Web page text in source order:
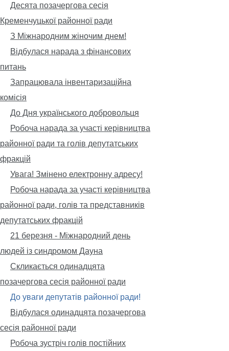
Десята позачергова сесія
Кременчуцької районної ради
З Міжнародним жіночим днем!
Відбулася нарада з фінансових
питань
Запрацювала інвентаризаційна
комісія
До Дня українського добровольця
Робоча нарада за участі керівництва
районної ради та голів депутатських
фракцій
Увага! Змінено електронну адресу!
Робоча нарада за участі керівництва
районної ради, голів та представників
депутатських фракцій
21 березня - Міжнародний день
людей із синдромом Дауна
Скликається одинадцята
позачергова сесія районної ради
До уваги депутатів районної ради!
Відбулася одинадцята позачергова
сесія районної ради
Робоча зустріч голів постійних